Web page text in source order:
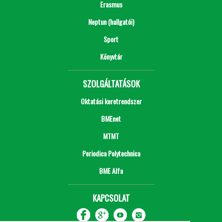
Erasmus
Neptun (hallgatói)
Sport
Könyvtár
SZOLGÁLTATÁSOK
Oktatási keretrendszer
BMEnet
MTMT
Periodica Polytechnica
BME Alfa
KAPCSOLAT